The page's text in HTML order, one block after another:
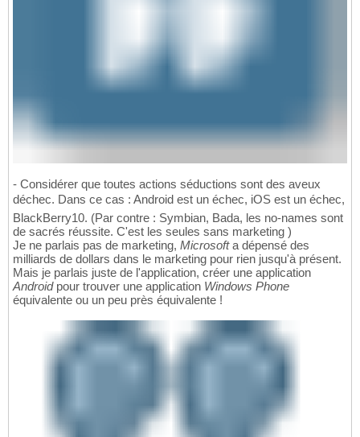
- Considérer que toutes actions séductions sont des aveux
déchec. Dans ce cas : Android est un échec, iOS est un échec,
BlackBerry10. (Par contre : Symbian, Bada, les no-names sont
de sacrés réussite. C'est les seules sans marketing )
Je ne parlais pas de marketing, Microsofta dépensé des
milliards de dollars dans le marketing pour rien jusqu'à présent.
Mais je parlais juste de l'application, créer une application
Androidpour trouver une application Windows Phone
équivalente ou un peu près équivalente !